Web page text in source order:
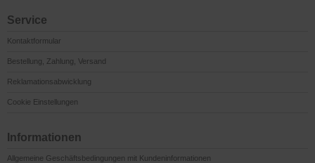
Service
Kontaktformular
Bestellung, Zahlung, Versand
Reklamationsabwicklung
Cookie Einstellungen
Informationen
Allgemeine Geschäftsbedingungen mit Kundeninformationen